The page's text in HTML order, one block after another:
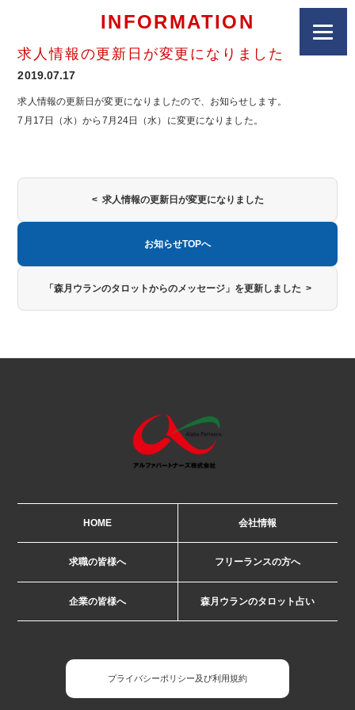
INFORMATION
求人情報の更新日が変更になりました
2019.07.17
求人情報の更新日が変更になりましたので、お知らせします。
7月17日（水）から7月24日（水）に変更になりました。
< 求人情報の更新日が変更になりました
お知らせTOPへ
「森月ウランのタロットからのメッセージ」を更新しました >
HOME 会社情報
求職の皆様へ フリーランスの方へ
企業の皆様へ 森月ウランのタロット占い
プライバシーポリシー及び利用規約